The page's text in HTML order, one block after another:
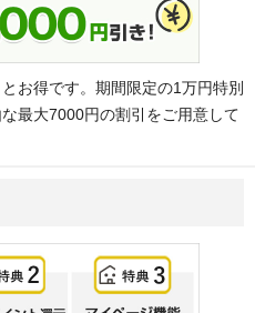
お得です。期間限定の1万円特別
最大7000円の割引をご用意して